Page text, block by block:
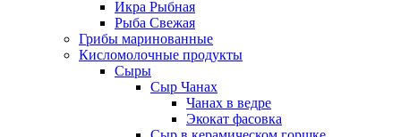
Икра Рыбная
Рыба Свежая
Грибы маринованные
Кисломолочные продукты
Сыры
Сыр Чанах
Чанах в ведре
Экокат фасовка